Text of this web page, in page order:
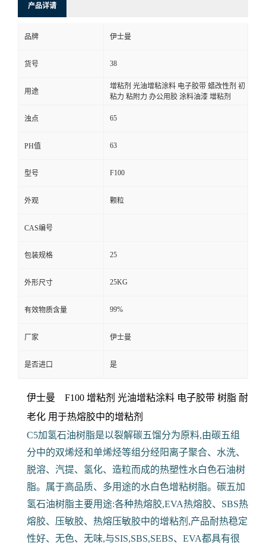
产品详请
品牌 伊士曼
货号 38
用途
增粘剂 光油增粘涂料 电子胶带 蜡改性剂 初
粘力 粘附力 办公用胶 涂料油漆 增粘剂
浊点 65
PH值 63
型号 F100
外观 颗粒
CAS编号
包装规格 25
外形尺寸 25KG
有效物质含量 99%
厂家 伊士曼
是否进口 是
伊士曼 F100 增粘剂 光油增粘涂料 电子胶带 树脂 耐
老化 用于热熔胶中的增粘剂
C5加氢石油树脂是以裂解碳五馏分为原料,由碳五组
分中的双烯烃和单烯烃等组分经阳离子聚合、水洗、
脱溶、汽提、氢化、造粒而成的热塑性水白色石油树
脂。属于高品质、多用途的水白色增粘树脂。碳五加
氢石油树脂主要用途:各种热熔胶,EVA热熔胶、SBS热
熔胶、压敏胶、热熔压敏胶中的增粘剂,产品耐热稳定
性好、无色、无味,与SIS,SBS,SEBS、EVA都具有很